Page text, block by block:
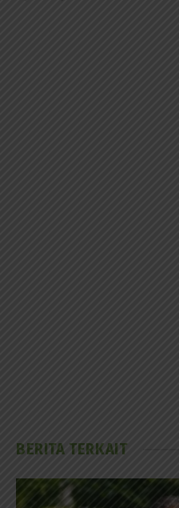
BERITA TERKAIT